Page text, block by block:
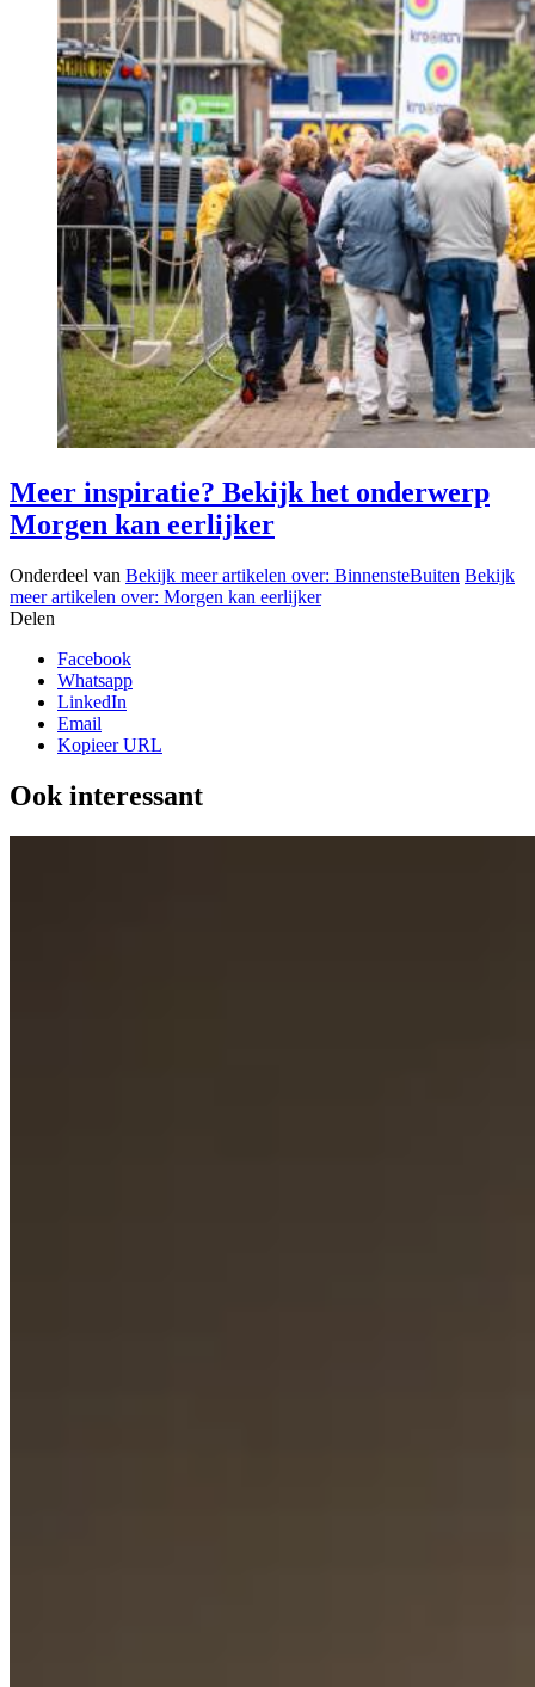
Meer inspiratie? Bekijk het onderwerp
Morgen kan eerlijker
Onderdeel van Bekijk meer artikelen over: BinnensteBuiten Bekijk
meer artikelen over: Morgen kan eerlijker
Delen
Facebook
Whatsapp
LinkedIn
Email
Kopieer URL
Ook interessant